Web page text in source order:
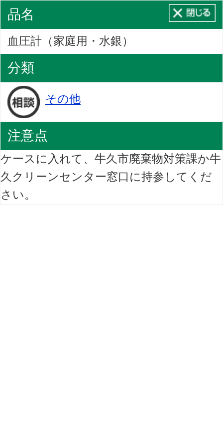
品名
血圧計（家庭用・水銀）
分類
その他
注意点
ケースに入れて、牛久市廃棄物対策課か牛
久クリーンセンター窓口に持参してくだ
さい。